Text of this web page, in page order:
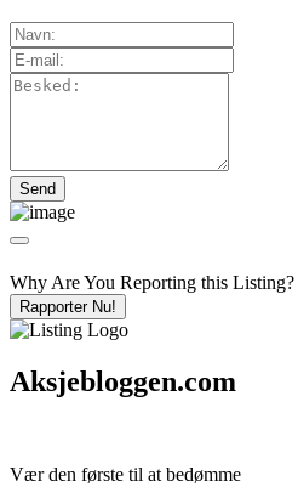
Why Are You Reporting this Listing?
Rapporter Nu!
Aksjebloggen.com
Vær den første til at bedømme